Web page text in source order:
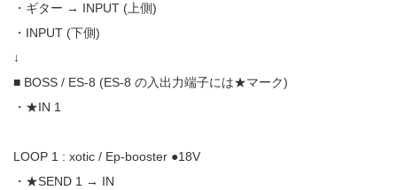
・ギター → INPUT (上側)
・INPUT (下側)
↓
■ BOSS / ES-8 (ES-8 の入出力端子には★マーク)
・★IN 1
LOOP 1 : xotic / Ep-booster ●18V
・★SEND 1 → IN